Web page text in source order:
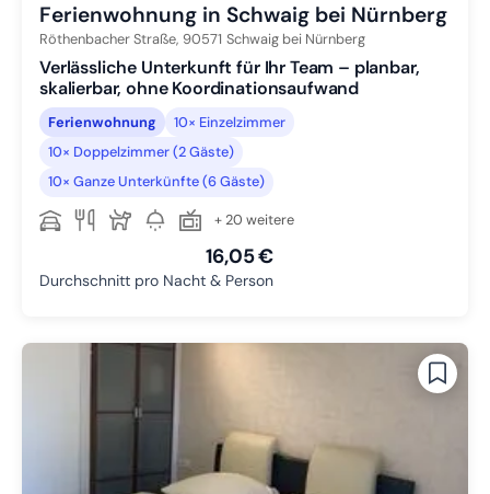
Ferienwohnung in Schwaig bei Nürnberg
Röthenbacher Straße, 90571 Schwaig bei Nürnberg
Verlässliche Unterkunft für Ihr Team – planbar,
skalierbar, ohne Koordinationsaufwand
Ferienwohnung
10× Einzelzimmer
10× Doppelzimmer (2 Gäste)
10× Ganze Unterkünfte (6 Gäste)
+ 20 weitere
16,05 €
Durchschnitt pro Nacht & Person